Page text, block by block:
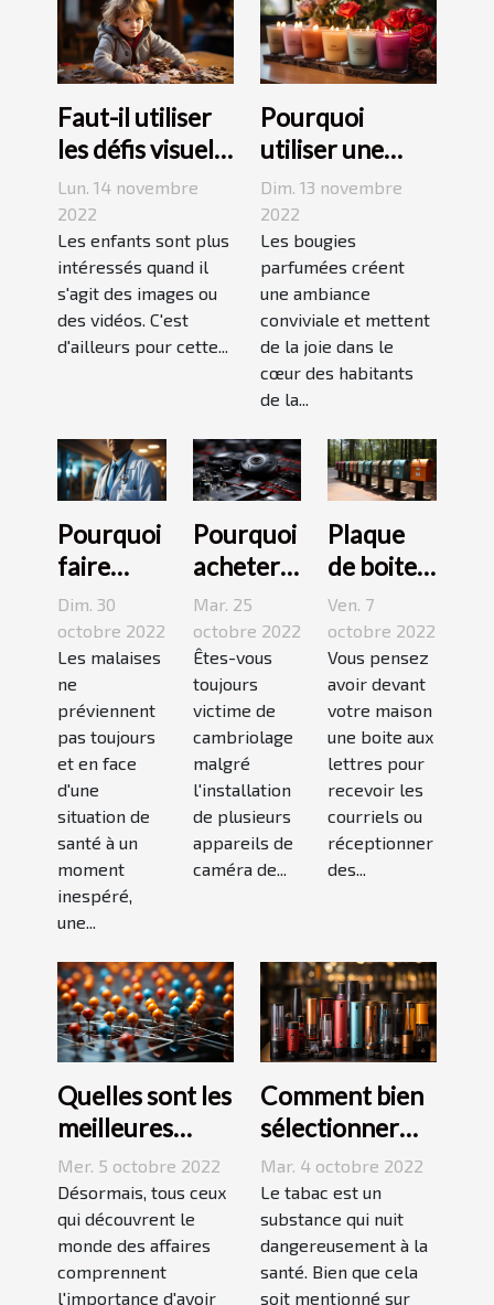
Faut-il utiliser
les défis visuels
pour enseigner
aux enfants ?
Lun. 14 novembre
2022
Les enfants sont plus
intéressés quand il
s'agit des images ou
des vidéos. C'est
d'ailleurs pour cette...
Pourquoi
utiliser une
bougie
parfumée?
Dim. 13 novembre
2022
Les bougies
parfumées créent
une ambiance
conviviale et mettent
de la joie dans le
cœur des habitants
de la...
Pourquoi
faire
appel à
une
maison
médicale
de garde
?
Dim. 30
octobre 2022
Les malaises
ne
préviennent
pas toujours
et en face
d'une
situation de
santé à un
moment
inespéré,
une...
Pourquoi
acheter
une
caméra
espion ?
Mar. 25
octobre 2022
Êtes-vous
toujours
victime de
cambriolage
malgré
l'installation
de plusieurs
appareils de
caméra de...
Plaque
de boite
aux
lettres :3
conseils
pour bien
choisir un
bon
modèle
Ven. 7
octobre 2022
Vous pensez
avoir devant
votre maison
une boite aux
lettres pour
recevoir les
courriels ou
réceptionner
des...
Quelles sont les
meilleures
stratégies de
netlinking ?
Mer. 5 octobre 2022
Désormais, tous ceux
qui découvrent le
monde des affaires
comprennent
l'importance d'avoir
Comment bien
sélectionner
une cigarette
électronique ?
Mar. 4 octobre 2022
Le tabac est un
substance qui nuit
dangereusement à la
santé. Bien que cela
soit mentionné sur